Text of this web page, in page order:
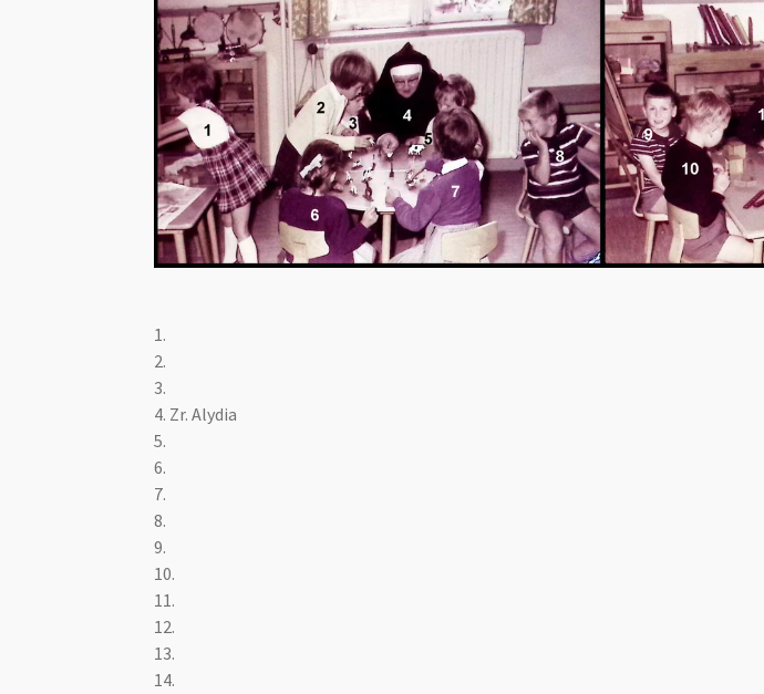
1.
2.
3.
4. Zr. Alydia
5.
6.
7.
8.
9.
10.
11.
12.
13.
14.